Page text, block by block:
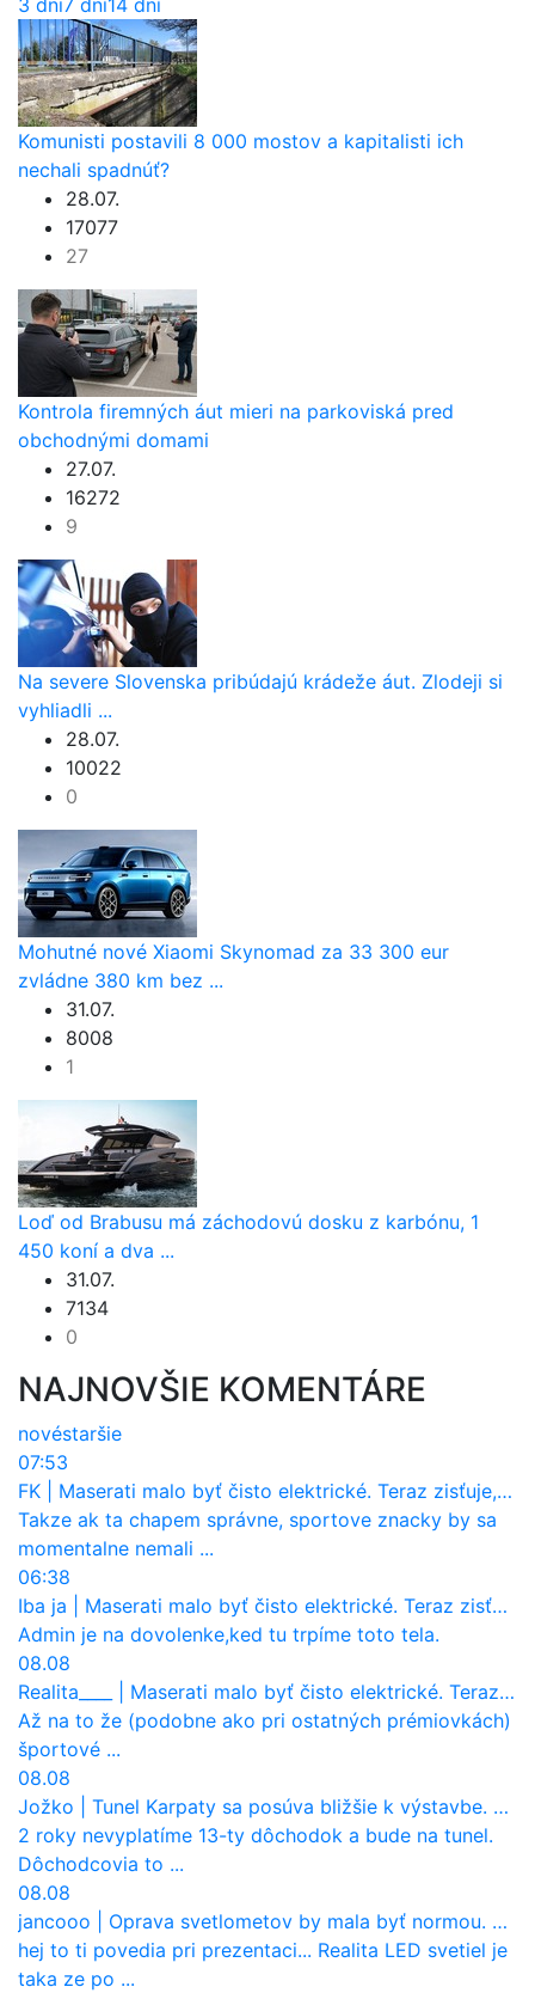
Komunisti postavili 8 000 mostov a kapitalisti ich
nechali spadnúť?
28.07.
17077
27
Kontrola firemných áut mieri na parkoviská pred
obchodnými domami
27.07.
16272
9
Na severe Slovenska pribúdajú krádeže áut. Zlodeji si
vyhliadli ...
28.07.
10022
0
Mohutné nové Xiaomi Skynomad za 33 300 eur
zvládne 380 km bez ...
31.07.
8008
1
Loď od Brabusu má záchodovú dosku z karbónu, 1
450 koní a dva ...
31.07.
7134
0
NAJNOVŠIE KOMENTÁRE
novéstaršie
07:53
FK
Maserati malo byť čisto elektrické. Teraz zisťuje, že potrebuje nový osemvalcový motor
Takze ak ta chapem správne, sportove znacky by sa
momentalne nemali ...
06:38
Iba ja
Maserati malo byť čisto elektrické. Teraz zisťuje, že potrebuje nový osemvalcový motor
Admin je na dovolenke,ked tu trpíme toto tela.
08.08
Realita____
Maserati malo byť čisto elektrické. Teraz zisťuje, že potrebuje nový osemvalcový motor
Až na to že (podobne ako pri ostatných prémiovkách)
športové ...
08.08
Jožko
Tunel Karpaty sa posúva bližšie k výstavbe. NDS urobila dôležitý krok
2 roky nevyplatíme 13-ty dôchodok a bude na tunel.
Dôchodcovia to ...
08.08
jancooo
Oprava svetlometov by mala byť normou. Jeden nový dnes stojí priemerne 1251 eur!
hej to ti povedia pri prezentaci... Realita LED svetiel je
taka ze po ...